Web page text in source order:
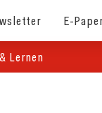
E-
Lernen